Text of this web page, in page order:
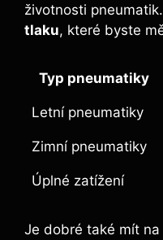
životnosti pneumatik.
tlaku, které byste
Typ pneumatiky
Letní pneumatiky
Zimní pneumatiky
Úplné zatížení
Je dobré také mít